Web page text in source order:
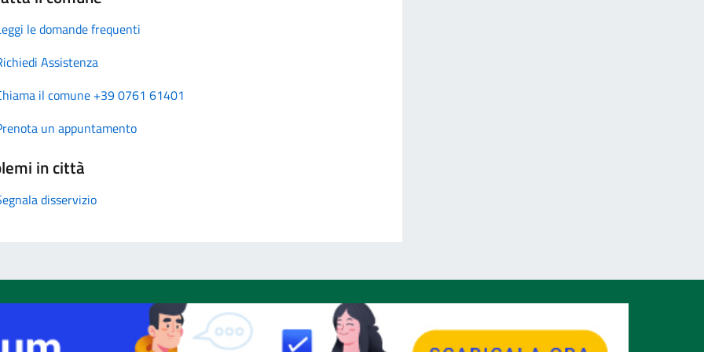
le domande frequenti
Assistenza
il comune +39 0761 61401
un appuntamento
in città
disservizio